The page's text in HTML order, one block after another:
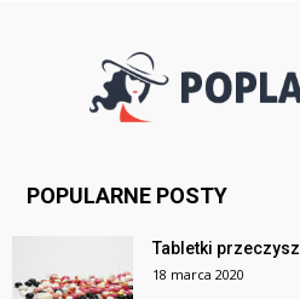
POPULARNE POSTY
Tabletki
18 marca 2020